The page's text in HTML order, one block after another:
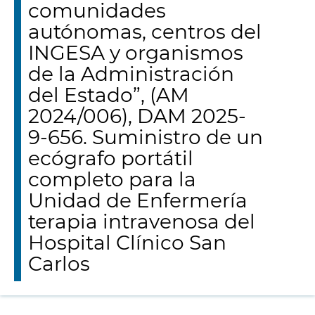
comunidades
autónomas, centros del
INGESA y organismos
de la Administración
del Estado”, (AM
2024/006), DAM 2025-
9-656. Suministro de un
ecógrafo portátil
completo para la
Unidad de Enfermería
terapia intravenosa del
Hospital Clínico San
Carlos